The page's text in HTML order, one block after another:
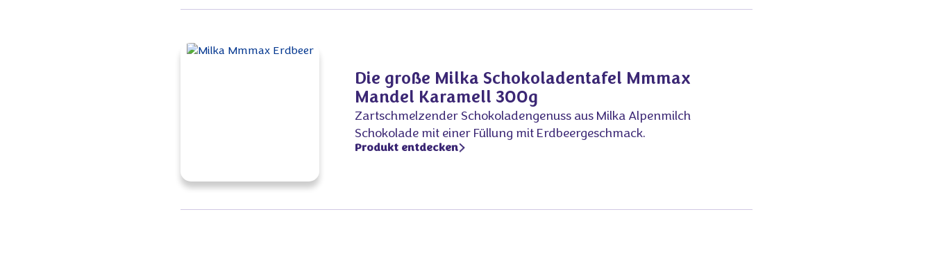
Die große Milka Schokoladentafel Mmmax
Mandel Karamell 300g
Zartschmelzender Schokoladengenuss aus Milka Alpenmilch
Schokolade mit einer Füllung mit Erdbeergeschmack.
Produkt entdecken